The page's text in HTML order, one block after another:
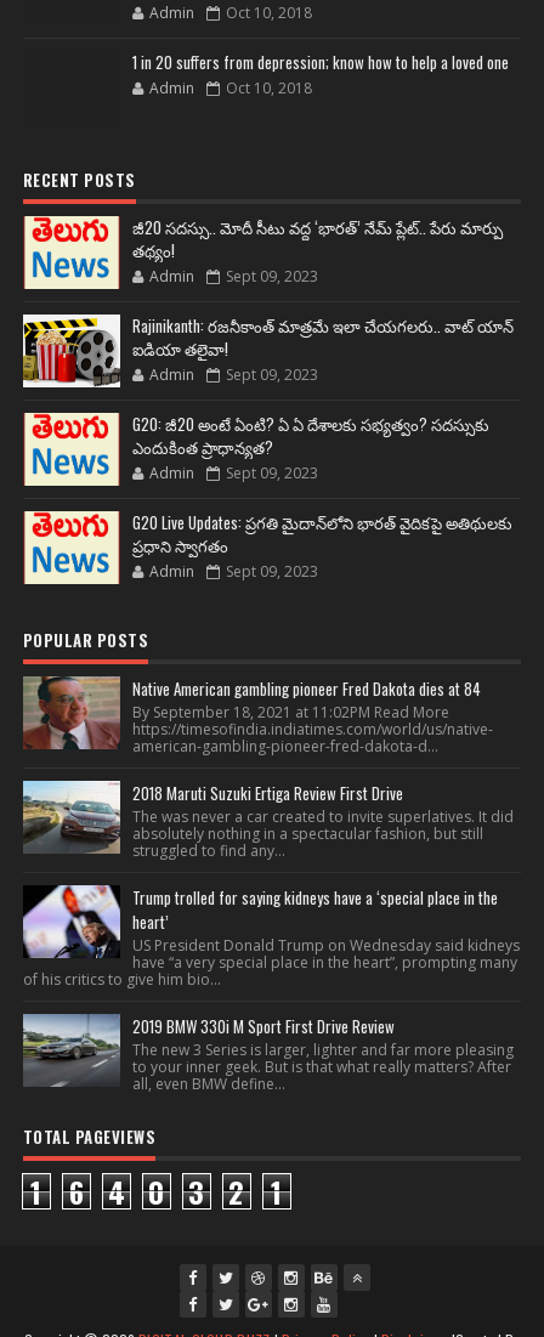
Admin Oct 10, 2018
1 in 20 suffers from depression; know how to help a loved one
Admin Oct 10, 2018
RECENT POSTS
జీ20 సదస్సు.. మోదీ సీటు వద్ద ‘భారత్’ నేమ్ ప్లేట్‌.. పేరు మార్పు
తథ్యం!
Admin Sept 09, 2023
Rajinikanth: రజనీకాంత్ మాత్రమే ఇలా చేయగలరు.. వాట్ యాన్
ఐడియా తలైవా!
Admin Sept 09, 2023
G20: జీ20 అంటే ఏంటి? ఏ ఏ దేశాలకు సభ్యత్వం? సదస్సుకు
ఎందుకింత ప్రాధాన్యత?
Admin Sept 09, 2023
G20 Live Updates: ప్రగతి మైదాన్‌లోని భారత్ వైదికపై అతిథులకు
ప్రధాని స్వాగతం
Admin Sept 09, 2023
POPULAR POSTS
Native American gambling pioneer Fred Dakota dies at 84
By September 18, 2021 at 11:02PM Read More
https://timesofindia.indiatimes.com/world/us/native-
american-gambling-pioneer-fred-dakota-d...
2018 Maruti Suzuki Ertiga Review First Drive
The was never a car created to invite superlatives. It did
absolutely nothing in a spectacular fashion, but still
struggled to find any...
Trump trolled for saying kidneys have a ‘special place in the
heart’
US President Donald Trump on Wednesday said kidneys
have “a very special place in the heart”, prompting many
of his critics to give him bio...
2019 BMW 330i M Sport First Drive Review
The new 3 Series is larger, lighter and far more pleasing
to your inner geek. But is that what really matters? After
all, even BMW define...
TOTAL PAGEVIEWS
1 6 4 0 3 2 1
fac twi gpl ins you